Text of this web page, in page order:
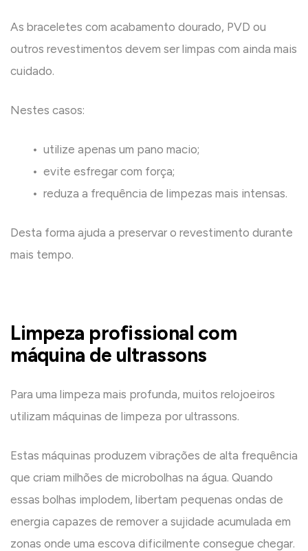
As braceletes com acabamento dourado, PVD ou
outros revestimentos devem ser limpas com ainda mais
cuidado.
Nestes casos:
• utilize apenas um pano macio;
• evite esfregar com força;
• reduza a frequência de limpezas mais intensas.
Desta forma ajuda a preservar o revestimento durante
mais tempo.
Limpeza profissional com
máquina de ultrassons
Para uma limpeza mais profunda, muitos relojoeiros
utilizam máquinas de limpeza por ultrassons.
Estas máquinas produzem vibrações de alta frequência
que criam milhões de microbolhas na água. Quando
essas bolhas implodem, libertam pequenas ondas de
energia capazes de remover a sujidade acumulada em
zonas onde uma escova dificilmente consegue chegar.